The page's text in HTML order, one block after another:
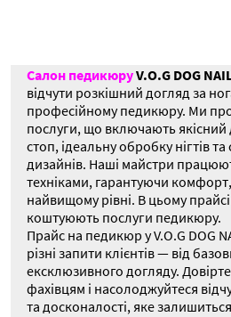
Салон педикюруV.O.G DOG
відчути розкішний догляд за
професійному педикюру. Ми
послуги, що включають
стоп, ідеальну обробку нігтів
дизайнів. Наші майстри
техніками, гарантуючи комфорт,
найвищому рівні. В цьому прайсі
коштуюють послуги педикюру.
Прайс на педикюр у V.O.G DOG
різні запити клієнтів — від
ексклюзивного догляду.
фахівцям і насолоджуйтеся
та досконалості, яке